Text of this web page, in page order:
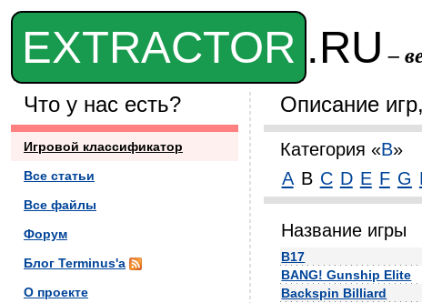
EXTRACTOR .RU –
Что у нас есть?
Игровой классификатор
Все статьи
Все файлы
Форум
Блог Terminus'а
О проекте
Описание
Категория «B»
A B C D E F G
Название игры
B17
BANG! Gunship Elite
Backspin Billiard